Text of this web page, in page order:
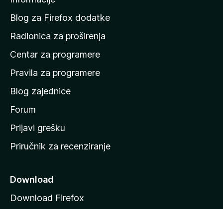
p
o
e
t
n
s
t
r
n
c
M
Blog za Firefox dodatke
Radionica za proširenja
Centar za programere
Pravila za programere
Blog zajednice
Forum
Prijavi grešku
Priručnik za recenziranje
Download
Download Firefox